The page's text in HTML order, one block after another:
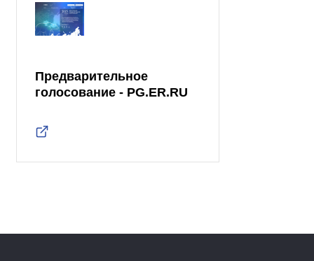
Предварительное
голосование - PG.ER.RU